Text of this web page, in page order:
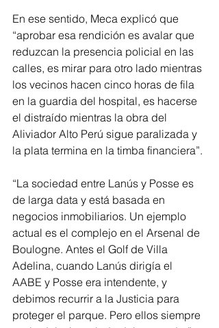
En ese sentido, Meca explicó que
“aprobar esa rendición es avalar que
reduzcan la presencia policial en las
calles, es mirar para otro lado mientras
los vecinos hacen cinco horas de fila
en la guardia del hospital, es hacerse
el distraído mientras la obra del
Aliviador Alto Perú sigue paralizada y
la plata termina en la timba financiera”.
“La sociedad entre Lanús y Posse es
de larga data y está basada en
negocios inmobiliarios. Un ejemplo
actual es el complejo en el Arsenal de
Boulogne. Antes el Golf de Villa
Adelina, cuando Lanús dirigía el
AABE y Posse era intendente, y
debimos recurrir a la Justicia para
proteger el parque. Pero ellos siempre